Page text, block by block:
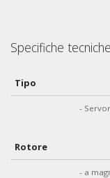
Specifiche
Tipo
-
Rotore
- a